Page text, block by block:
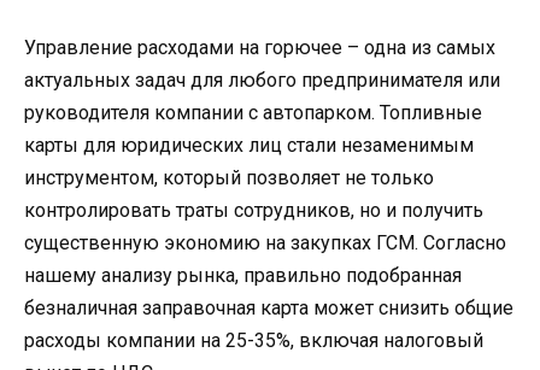
Управление расходами на горючее – одна из самых
актуальных задач для любого предпринимателя или
руководителя компании с автопарком. Топливные
карты для юридических лиц стали незаменимым
инструментом, который позволяет не только
контролировать траты сотрудников, но и получить
существенную экономию на закупках ГСМ. Согласно
нашему анализу рынка, правильно подобранная
безналичная заправочная карта может снизить общие
расходы компании на 25-35%, включая налоговый